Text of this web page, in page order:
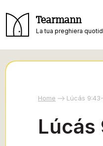
Tearmann
La tua preghiera
Home Lúcás